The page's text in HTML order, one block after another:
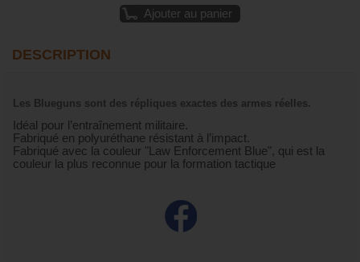
Ajouter au panier
DESCRIPTION
Les Blueguns sont des répliques exactes des armes réelles.
Idéal pour l’entraînement militaire.
Fabriqué en polyuréthane résistant à l’impact.
Fabriqué avec la couleur "Law Enforcement Blue", qui est la
couleur la plus reconnue pour la formation tactique